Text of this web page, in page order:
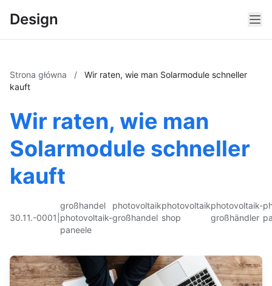
Design
Strona główna /
Wir raten, wie man Solarmodule schneller
kauft
Wir raten, wie man
Solarmodule schneller
kauft
30.11.-0001
großhandel
photovoltaik-
paneele
photovoltaik
großhandel
photovoltaik
shop
photovoltaik-
großhändler